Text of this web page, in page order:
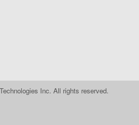
Inc. All rights reserved.